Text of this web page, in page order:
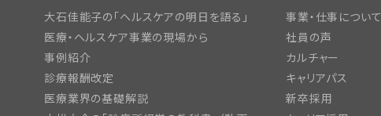
大石佳能子の「ヘルスケアの明日を語る」
医療・ヘルスケア事業の現場から
事例紹介
診療報酬改定
医療業界の基礎解説
事業・仕事について
社員の声
カルチャー
キャリアパス
新卒採用